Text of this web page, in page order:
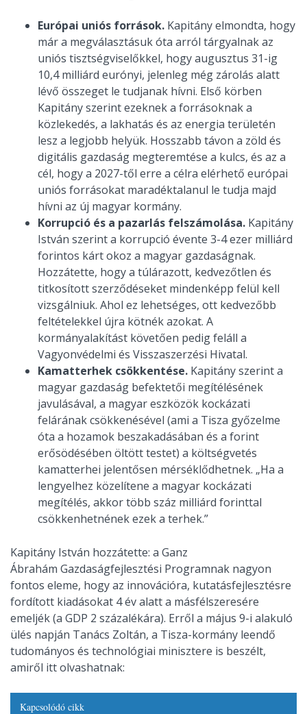
Európai uniós források. Kapitány elmondta, hogy
már a megválasztásuk óta arról tárgyalnak az
uniós tisztségviselőkkel, hogy augusztus 31-ig
10,4 milliárd eurónyi, jelenleg még zárolás alatt
lévő összeget le tudjanak hívni. Első körben
Kapitány szerint ezeknek a forrásoknak a
közlekedés, a lakhatás és az energia területén
lesz a legjobb helyük. Hosszabb távon a zöld és
digitális gazdaság megteremtése a kulcs, és az a
cél, hogy a 2027-től erre a célra elérhető európai
uniós forrásokat maradéktalanul le tudja majd
hívni az új magyar kormány.
Korrupció és a pazarlás felszámolása. Kapitány
István szerint a korrupció évente 3-4 ezer milliárd
forintos kárt okoz a magyar gazdaságnak.
Hozzátette, hogy a túlárazott, kedvezőtlen és
titkosított szerződéseket mindenképp felül kell
vizsgálniuk. Ahol ez lehetséges, ott kedvezőbb
feltételekkel újra kötnék azokat. A
kormányalakítást követően pedig feláll a
Vagyonvédelmi és Visszaszerzési Hivatal.
Kamatterhek csökkentése. Kapitány szerint a
magyar gazdaság befektetői megítélésének
javulásával, a magyar eszközök kockázati
felárának csökkenésével (ami a Tisza győzelme
óta a hozamok beszakadásában és a forint
erősödésében öltött testet) a költségvetés
kamatterhei jelentősen mérséklődhetnek. „Ha a
lengyelhez közelítene a magyar kockázati
megítélés, akkor több száz milliárd forinttal
csökkenhetnének ezek a terhek.”
Kapitány István hozzátette: a Ganz
Ábrahám Gazdaságfejlesztési Programnak nagyon
fontos eleme, hogy az innovációra, kutatásfejlesztésre
fordított kiadásokat 4 év alatt a másfélszeresére
emeljék (a GDP 2 százalékára). Erről a május 9-i alakuló
ülés napján Tanács Zoltán, a Tisza-kormány leendő
tudományos és technológiai minisztere is beszélt,
amiről itt olvashatnak:
Kapcsolódó cikk